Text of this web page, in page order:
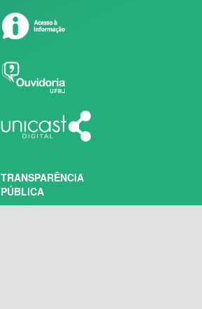
TRANSPARÊNCIA
PÚBLICA